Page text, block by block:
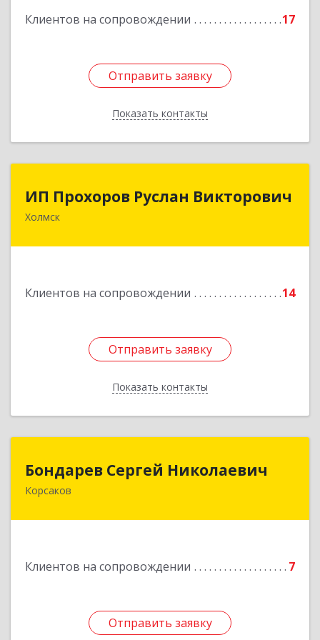
Клиентов на сопровождении 17
Отправить заявку
Показать контакты
Отправить заявку
Назад
ИП Прохоров Руслан Викторович
Холмск
Клиентов на сопровождении 14
Отправить заявку
Показать контакты
694620, Сахалинская обл, Холмский р-н, Холмск
Отправить заявку
Назад
Бондарев Сергей Николаевич
Корсаков
Клиентов на сопровождении 7
Отправить заявку
Бондарев Сергей Николаевич
Отправить заявку